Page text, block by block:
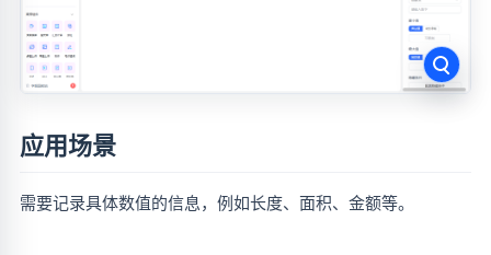
应用场景
需要记录具体数值的信息，例如长度、面积、金额等。